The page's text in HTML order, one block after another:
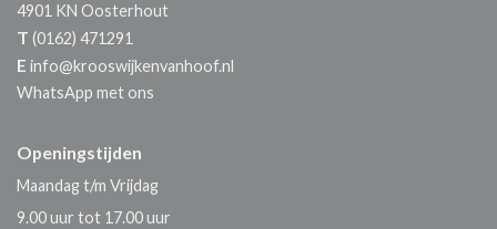
4901 KN Oosterhout
T (0162) 471291
E info@krooswijkenvanhoof.nl
WhatsApp met ons
Openingstijden
Maandag t/m Vrijdag
9.00 uur tot 17.00 uur